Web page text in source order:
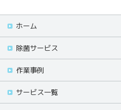
ホーム
除菌サービス
作業事例
サービス一覧